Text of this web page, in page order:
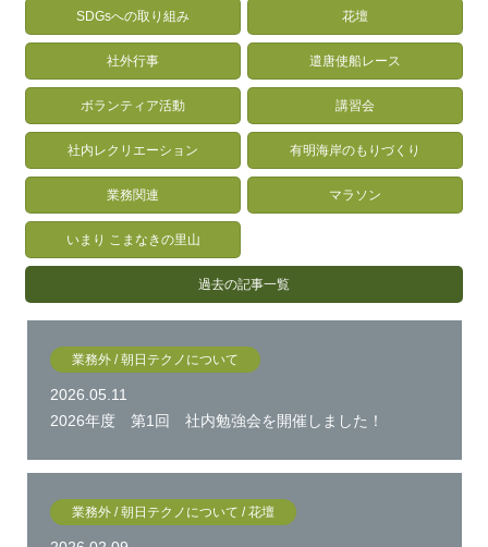
SDGsへの取り組み 花壇
社外行事 遣唐使船レース
ボランティア活動 講習会
社内レクリエーション 有明海岸のもりづくり
業務関連 マラソン
いまり こまなきの里山
過去の記事一覧
業務外 / 朝日テクノについて
2026.05.11
2026年度 第1回 社内勉強会を開催しました！
業務外 / 朝日テクノについて / 花壇